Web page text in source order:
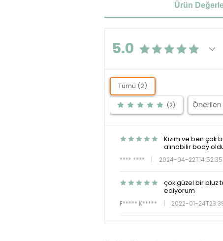
Ürün
5.0
Tümü (2)
(2)
Kızım ve ben çok
alınabilir body
**** ****
| 2024-04-
çok güzel bir bluz
ediyorum
F***** K*****
| 2022-01-